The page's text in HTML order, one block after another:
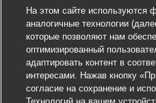
На этом сайте используются
аналогичные технологии
которые позволяют нам
оптимизированный
адаптировать контент в
интересами. Нажав кнопку
согласие на сохранение и